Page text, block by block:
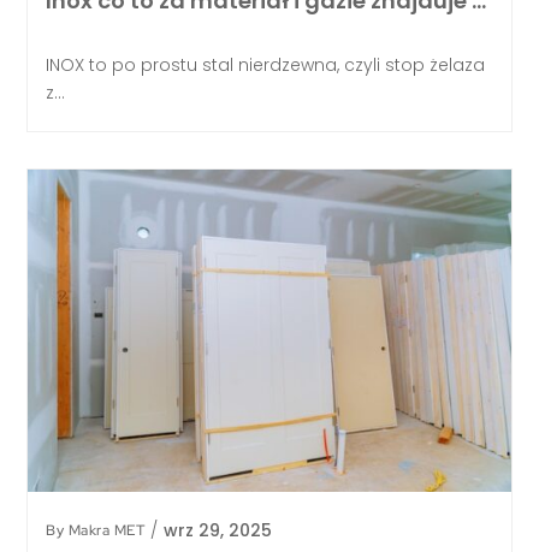
INOX to po prostu stal nierdzewna, czyli stop żelaza
z...
By Makra MET / wrz 29, 2025